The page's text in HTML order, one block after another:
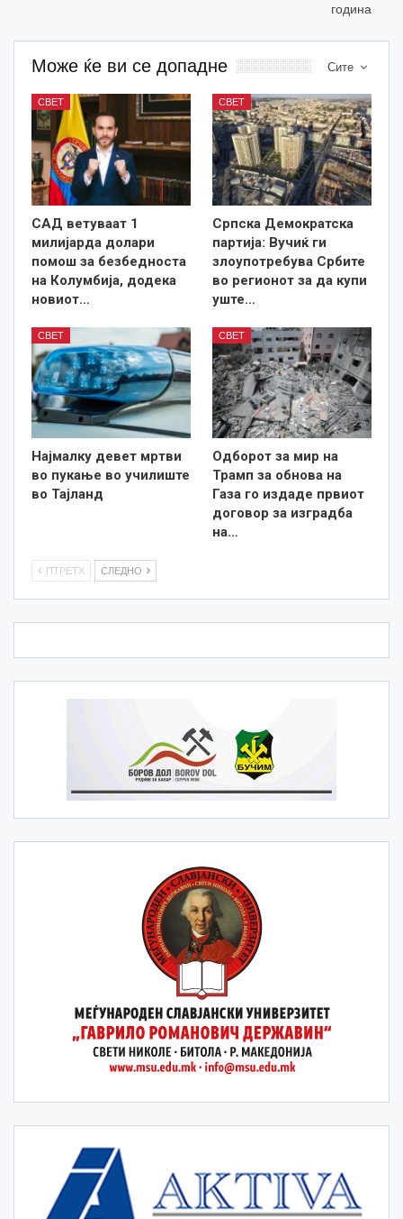
година
Сите
Може ќе ви се допадне
СВЕТ
САД ветуваат 1
милијарда долари
помош за безбедноста
на Колумбија, додека
новиот…
СВЕТ
Српска Демократска
партија: Вучиќ ги
злоупотребува Србите
во регионот за да купи
уште…
СВЕТ
Најмалку девет мртви
во пукање во училиште
во Тајланд
СВЕТ
Одборот за мир на
Трамп за обнова на
Газа го издаде првиот
договор за изградба
на…
ПТРЕТХ СЛЕДНО